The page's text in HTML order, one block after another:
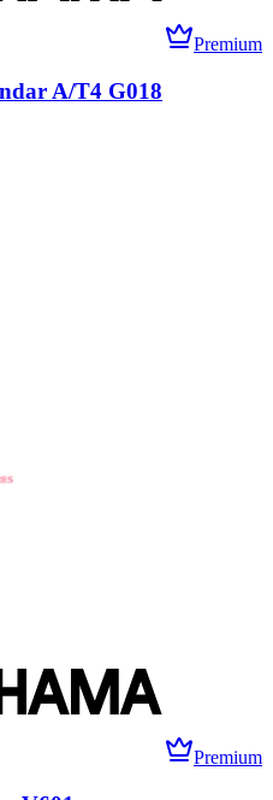
Premium
A/T4 G018
Premium